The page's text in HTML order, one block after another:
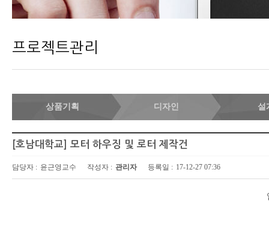
프로젝트관리
상품기획 디자인 설
[호남대학교] 모터 하우징 및 로터 제작건
담당자 : 윤근영교수 작성자 : 관리자 등록일 : 17-12-27 07:36